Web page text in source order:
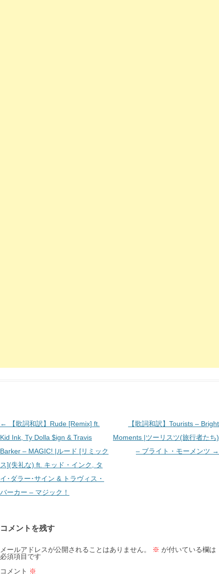
投
稿
ナ
ビ
ゲ
ー
ン
←
【歌詞和訳】Rude [Remix] ft.
Kid Ink, Ty Dolla $ign & Travis
Barker – MAGIC! |ルード [リミック
ス](失礼な) ft. キッド・インク, タ
イ･ダラー･サイン & トラヴィス・
バーカー – マジック！
【歌詞和訳】Tourists – Bright
Moments |ツーリスツ(旅行者たち)
– ブライト・モーメンツ →
コメントを残す
メールアドレスが公開されることはありません。 ※ が付いている欄は
必須項目です
コメント ※